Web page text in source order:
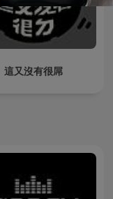
這又沒有很屌